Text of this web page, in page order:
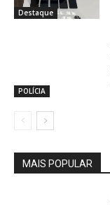
Destaque
POLÍCIA
MAIS POPULAR